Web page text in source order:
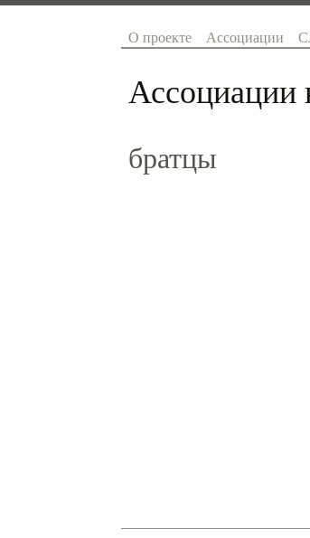
О проекте Ассоциации
Ассоциации
братцы